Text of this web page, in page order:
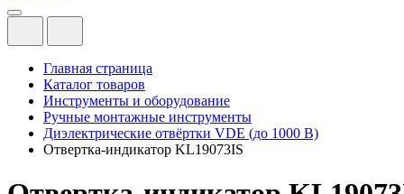
Главная страница
Каталог товаров
Инструменты и оборудование
Ручные монтажные инструменты
Диэлектрические отвёртки VDE (до 1000 В)
Отвертка-индикатор KL19073IS